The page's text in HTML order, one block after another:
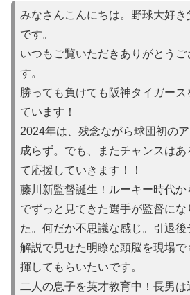
みなさんこんにちは。野球大好き
です。
いつもご覧いただきありがとうご
す。
勝っても負けても阪神タイガース
ています！
2024年は、残念ながら球団初の
成らず。でも、またチャンスはあ
て応援していきます！！
藤川新監督誕生！ルーキー時代か
でずっと見てきた選手が監督にな
た。何だか不思議な感じ。引退後
解説で見せた明瞭な頭脳を現場で
揮してもらいたいです。
二人の息子を英才教育中！長男は